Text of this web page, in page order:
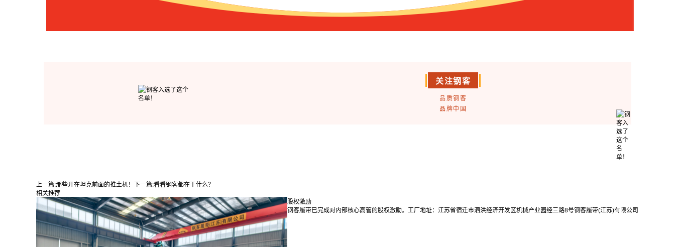
关注钢客
品质钢客
品牌中国
上一篇:那些开在坦克前面的推土机！ 下一篇:看看钢客都在干什么？
相关推荐
股权激励
钢客履带已完成对内部核心高管的股权激励。工厂地址：江苏省宿迁市泗洪经济开发区机械产业园经三路8号钢客履带(江苏)有限公司